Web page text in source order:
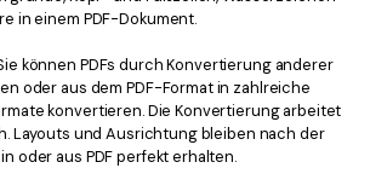
in einem PDF-Dokument.
können PDFs durch Konvertierung anderer
oder aus dem PDF-Format in zahlreiche
konvertieren. Die Konvertierung arbeitet
Layouts und Ausrichtung bleiben nach der
oder aus PDF perfekt erhalten.